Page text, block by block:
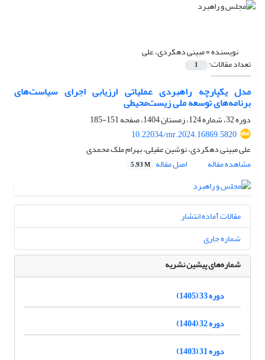
نویسنده =مبینی دهکردی، علی
تعداد مقالات: 1
مدل یکپارچه راهبردی عملیاتی ارزیابی اجرای سیاست‌های
برنامه‌های توسعه ملی زیست‌محیطی
دوره 32، شماره 124، زمستان 1404، صفحه
151-185
10.22034/mr.2024.16869.5820
علی مبینی دهکردی، نوشین عقیلی، بهرام ملک محمدی
مشاهده مقاله
اصل مقاله 5.93 M
مقالات آماده انتشار
شماره جاری
شماره‌های پیشین نشریه
دوره 33 (1405)
دوره 32 (1404)
دوره 31 (1403)